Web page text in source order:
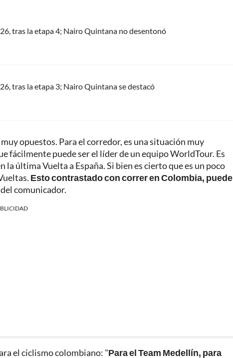
tras la etapa 4; Nairo Quintana no desentonó
tras la etapa 3; Nairo Quintana se destacó
opuestos. Para el corredor, es una situación muy
fácilmente puede ser el líder de un equipo WorldTour. Es
última Vuelta a España. Si bien es cierto que es un poco
Esto contrastado con correr en Colombia, puede
comunicador.
el ciclismo colombiano: "Para el Team Medellín, para